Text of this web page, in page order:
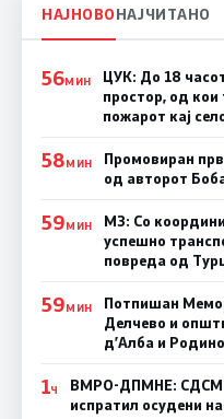
НАЈНОВОНАЈЧИТАНО
56МИН
ЦУК: До 18
простор, од кои
пожарот кај
58МИН
Промовиран
од авторот
59МИН
МЗ: Со
успешно
повреда од
59МИН
Потпишан
Делчево и
д’Алба и
1Ч
ВМРО-ДПМНЕ: СДСM
испратил осудени